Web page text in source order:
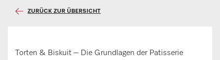
ZURÜCK ZUR ÜBERSICHT
Torten & Biskuit – Die Grundlagen der Patisserie